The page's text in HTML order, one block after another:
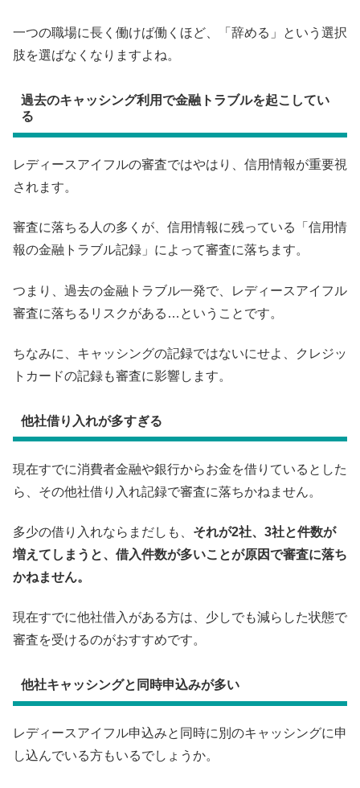
一つの職場に長く働けば働くほど、「辞める」という選択
肢を選ばなくなりますよね。
過去のキャッシング利用で金融トラブルを起こしてい
る
レディースアイフルの審査ではやはり、信用情報が重要視
されます。
審査に落ちる人の多くが、信用情報に残っている「信用情
報の金融トラブル記録」によって審査に落ちます。
つまり、過去の金融トラブル一発で、レディースアイフル
審査に落ちるリスクがある…ということです。
ちなみに、キャッシングの記録ではないにせよ、クレジッ
トカードの記録も審査に影響します。
他社借り入れが多すぎる
現在すでに消費者金融や銀行からお金を借りているとした
ら、その他社借り入れ記録で審査に落ちかねません。
多少の借り入れならまだしも、 それが2社、3社と件数が
増えてしまうと、借入件数が多いことが原因で審査に落ち
かねません。
現在すでに他社借入がある方は、少しでも減らした状態で
審査を受けるのがおすすめです。
他社キャッシングと同時申込みが多い
レディースアイフル申込みと同時に別のキャッシングに申
し込んでいる方もいるでしょうか。